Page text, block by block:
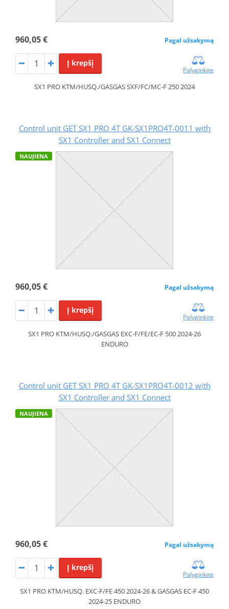
960,05 € Pagal užsakymą
Į krepšį
Palyginkite
SX1 PRO KTM/HUSQ./GASGAS SXF/FC/MC-F 250 2024
Control unit GET SX1 PRO 4T GK-SX1PRO4T-0011 with
SX1 Controller and SX1 Connect
NAUJIENA
960,05 € Pagal užsakymą
Į krepšį
Palyginkite
SX1 PRO KTM/HUSQ./GASGAS EXC-F/FE/EC-F 500 2024-26
ENDURO
Control unit GET SX1 PRO 4T GK-SX1PRO4T-0012 with
SX1 Controller and SX1 Connect
NAUJIENA
960,05 € Pagal užsakymą
Į krepšį
Palyginkite
SX1 PRO KTM/HUSQ. EXC-F/FE 450 2024-26 & GASGAS EC-F 450
2024-25 ENDURO